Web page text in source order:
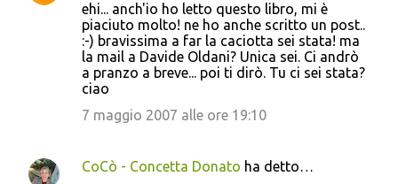
ehi... anch'io ho letto questo libro, mi è
piaciuto molto! ne ho anche scritto un post..
:-) bravissima a far la caciotta sei stata! ma
la mail a Davide Oldani? Unica sei. Ci andrò
a pranzo a breve... poi ti dirò. Tu ci sei stata?
ciao
7 maggio 2007 alle ore 19:10
CoCò - Concetta Donato ha detto…